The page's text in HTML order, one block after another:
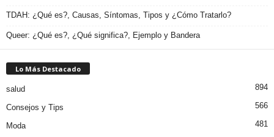
TDAH: ¿Qué es?, Causas, Síntomas, Tipos y ¿Cómo Tratarlo?
Queer: ¿Qué es?, ¿Qué significa?, Ejemplo y Bandera
Lo Más Destacado
salud 894
Consejos y Tips 566
Moda 481